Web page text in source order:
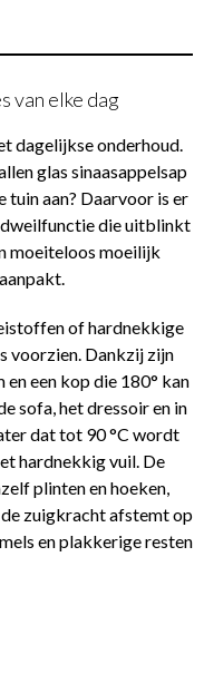
van elke dag
dagelijkse onderhoud.
glas sinaasappelsap
aan? Daarvoor is er
die uitblinkt
moeiteloos moeilijk
of hardnekkige
voorzien. Dankzij zijn
een kop die 180° kan
sofa, het dressoir en in
dat tot 90 °C wordt
hardnekkig vuil. De
plinten en hoeken,
zuigkracht afstemt op
en plakkerige resten